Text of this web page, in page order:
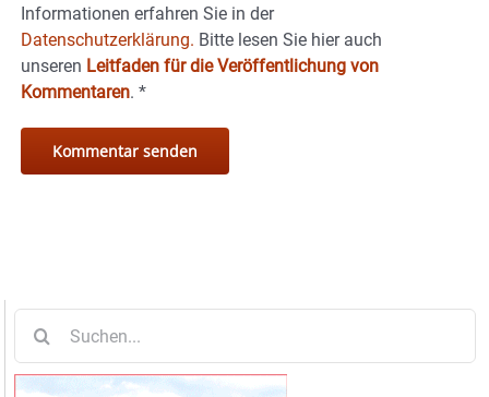
Informationen erfahren Sie in der
Datenschutzerklärung. Bitte lesen Sie hier auch
unseren Leitfaden für die Veröffentlichung von
Kommentaren. *
nach: